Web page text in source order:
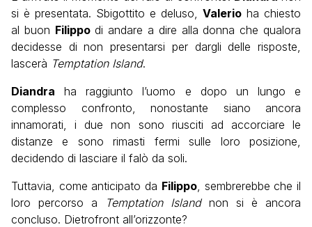
si è presentata. Sbigottito e deluso, Valerio ha chiesto
al buon Filippodi andare a dire alla donna che qualora
decidesse di non presentarsi per dargli delle risposte,
lascerà Temptation Island.
Diandra ha raggiunto l’uomo e dopo un lungo e
complesso confronto, nonostante siano ancora
innamorati, i due non sono riusciti ad accorciare le
distanze e sono rimasti fermi sulle loro posizione,
decidendo di lasciare il falò da soli.
Tuttavia, come anticipato da Filippo, sembrerebbe che il
loro percorso a
Temptation Islandnon si è ancora
concluso. Dietrofront all’orizzonte?